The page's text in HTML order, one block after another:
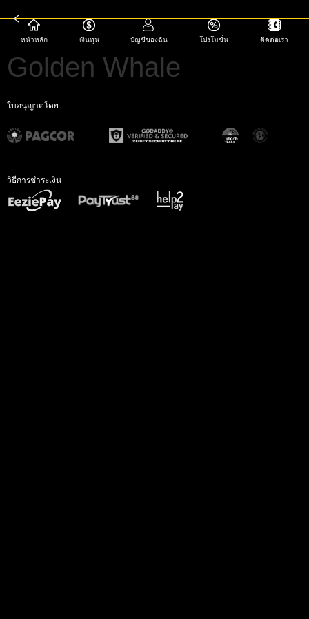
หน้าหลัก เงินทุน บัญชีของฉัน โปรโมชั่น ติดต่อเรา
Golden Whale
ใบอนุญาตโดย
วิธีการชำระเงิน